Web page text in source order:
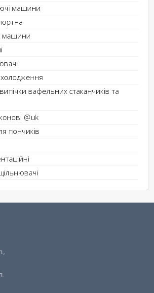
машини
машини
вафельних стаканчиків та
@uk
пончиків